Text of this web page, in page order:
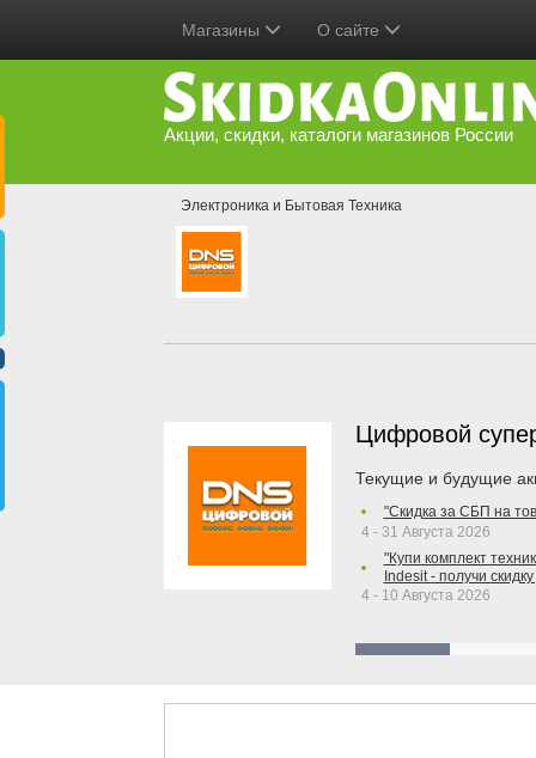
Магазины О сайте
Акции, скидки, каталоги магазинов России
Электроника и Бытовая Техника
Цифровой
Текущие и будущие
"Скидка за СБП на
4 - 31 Августа 2026
"Купи комплект
Indesit - получи
4 - 10 Августа 2026